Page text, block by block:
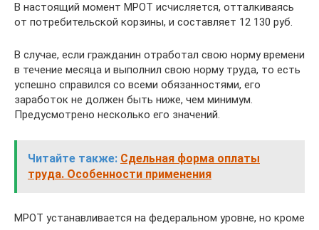
В настоящий момент МРОТ исчисляется, отталкиваясь
от потребительской корзины, и составляет 12 130 руб.
В случае, если гражданин отработал свою норму времени
в течение месяца и выполнил свою норму труда, то есть
успешно справился со всеми обязанностями, его
заработок не должен быть ниже, чем минимум.
Предусмотрено несколько его значений.
Читайте также: Сдельная форма оплаты
труда. Особенности применения
МРОТ устанавливается на федеральном уровне, но кроме